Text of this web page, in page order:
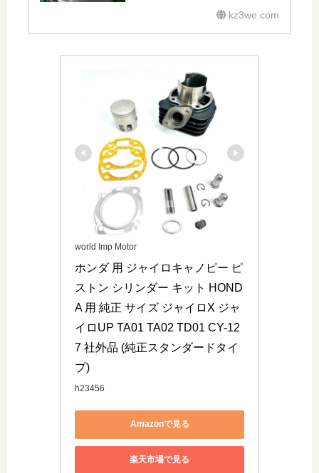
kz3we.com
world Imp Motor
ホンダ 用 ジャイロキャノピー ピ
ストン シリンダー キット HOND
A 用 純正 サイズ ジャイロX ジャ
イロUP TA01 TA02 TD01 CY-12
7 社外品 (純正スタンダードタイ
プ)
h23456
Amazonで見る
楽天市場で見る